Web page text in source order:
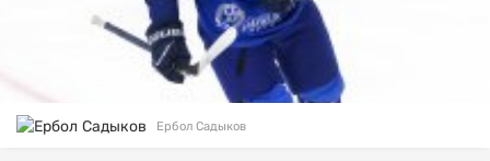
Ербол Садыков